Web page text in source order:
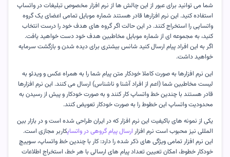
شما می توانید برای عبور از این چالش ها از نرم افزار مخصوص تبلیغات در واتساپ
استفاده کنید. این نرم افزارها قادر هستند شماره موبایل تمامی اعضای یک گروه
واتساپی را استخراج کنند. در این حالت اگر گروه های هدف خود را درست انتخاب
کنید، به مجموعه ای از شماره موبایل مخاطبین هدف خود دست خواهید یافت.
اگر به این افراد پیام ارسال کنید شانس بیشتری برای دیده شدن و بازگشت سرمایه
خواهید داشت.
این نرم افزارها به صورت کاملا خودکار متن پیام شما را به همراه عکس و ویدئو به
لیست مخاطبین شما (اعم از افراد آشنا و ناشناس) ارسال می کنند. این نرم افزارها
قادر هستند با چندین خط واتساپ کار کنند و به صورت خودکار و پیش از رسیدن به
محدودیت واتساپ این خطوط را به صورت خودکار تعویض کنند.
یکی از نمونه های باکیفیت این نرم افزار که در ایران طراحی شده است و در بازار بین
المللی نیز محبوب است نرم افزار ارسال پیام گروهی در واتساپکاربر مجازی است.
این نرم افزار تمامی ویژگی های ذکر شده را دارد: کار با چندین خط واتساپ، سوییچ
خودکار خطوط، امکان تعیین تعداد پیام های ارسالی با هر خط، استخراج اطلاعات